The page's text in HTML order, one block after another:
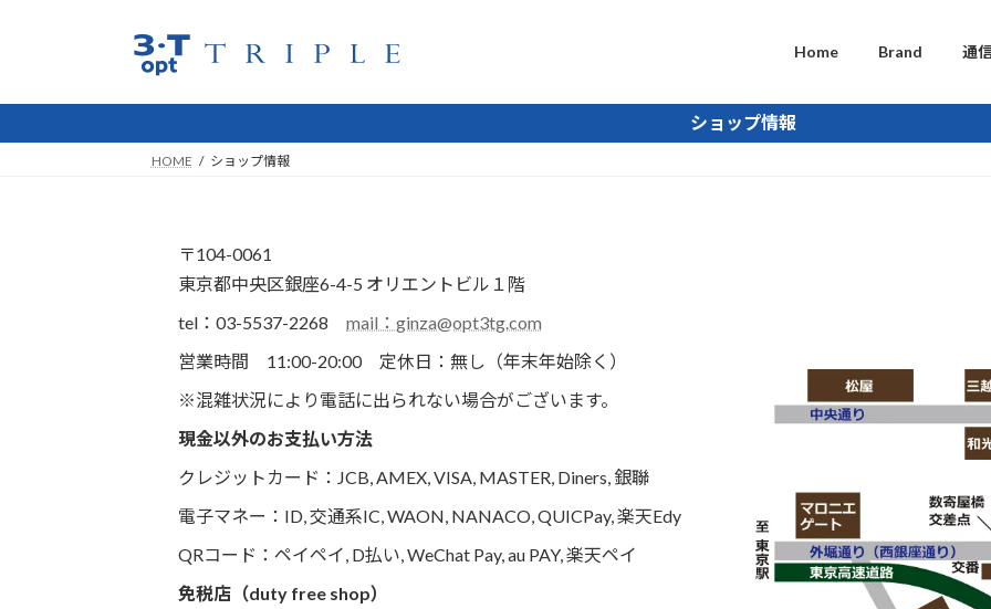
へ
ョ
Home Brand 通
ショップ情報
HOME ショップ情報
〒104-0061
東京都中央区銀座6-4-5 オリエントビル１階
tel：03-5537-2268mail：ginza@opt3tg.com
営業時間 11:00-20:00 定休日：無し（年末年始除く）
※混雑状況により電話に出られない場合がございます。
現金以外のお支払い方法
クレジットカード：JCB, AMEX, VISA, MASTER, Diners, 銀聯
電子マネー：ID, 交通系IC, WAON, NANACO, QUICPay, 楽天Edy
QRコード：ペイペイ, D払い, WeChat Pay, au PAY, 楽天ペイ
免税店（duty free shop）